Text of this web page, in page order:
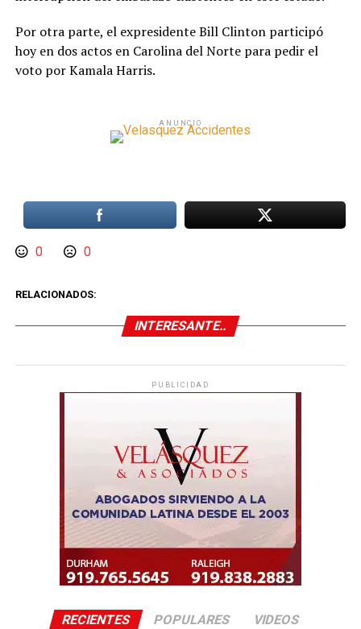
Por otra parte, el expresidente Bill Clinton participó
hoy en dos actos en Carolina del Norte para pedir el
voto por Kamala Harris.
ANUNCIO
0 0
RELACIONADOS:
INTERESANTE..
PUBLICIDAD
RECIENTES POPULARES VIDEOS